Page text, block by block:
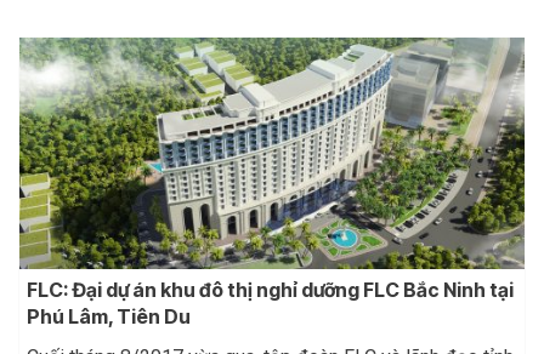
FLC: Đại dự án khu đô thị nghỉ dưỡng FLC Bắc Ninh tại
Phú Lâm, Tiên Du